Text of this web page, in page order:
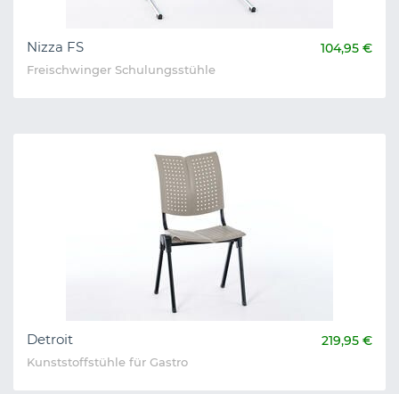
Nizza FS 104,95 €
Freischwinger Schulungsstühle
Detroit 219,95 €
Kunststoffstühle für Gastro